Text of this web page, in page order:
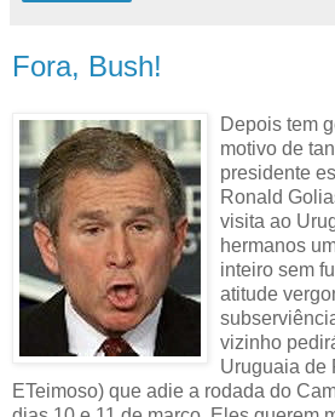
Fora, Bush!
Depois tem
motivo de
presidente
Ronald
visita ao
hermanos
inteiro sem
atitude
vizinho
Uruguaia de
ETeimoso) que adie a rodada do